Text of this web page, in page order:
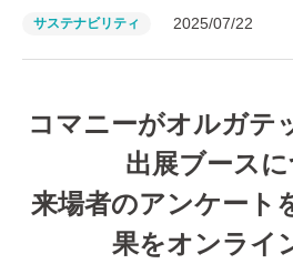
サステナビリティ 2025/07/22
コマニーがオルガテ
出展ブース
来場者のアンケート
果をオンライ